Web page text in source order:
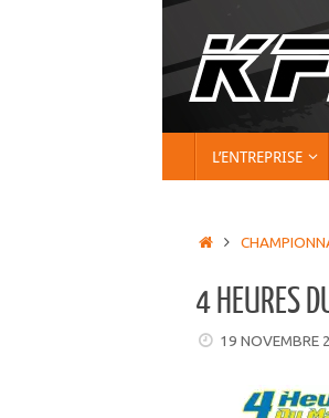
L’ENTREPRISE
ACCUEIL
4 HEURES
19 NOVEMBRE